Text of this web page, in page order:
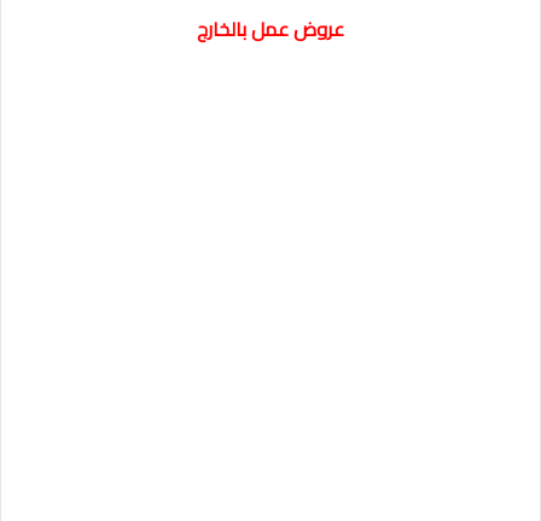
عروض عمل بالخارج